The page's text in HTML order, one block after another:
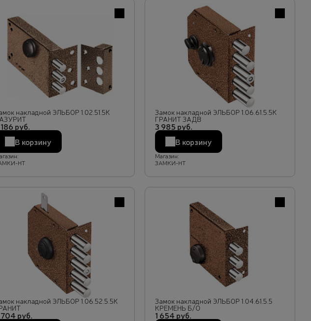
В избранное
накладной ЭЛЬБОР 1.02.51.5К
руб.
В корзину
НТ
В
Замок накладной ЭЛЬБОР 1.06.61.5.5К
ГРАНИТ ЗАДВ
3 985 руб.
В корзину
Магазин:
ЗАМКИ-НТ
В избранное
накладной ЭЛЬБОР 1.06.52.5.5К
руб.
В
Замок накладной ЭЛЬБОР 1.04.61.5.5
КРЕМЕНЬ Б/О
1 654 руб.